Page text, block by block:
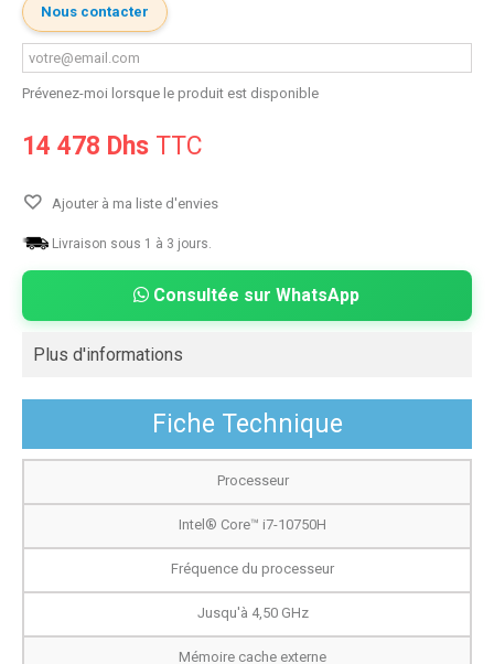
Nous contacter
Prévenez-moi lorsque le produit est disponible
14 478 Dhs TTC
Ajouter à ma liste d'envies
Livraison sous 1 à 3 jours.
Consultée sur WhatsApp
Plus d'informations
Fiche Technique
Processeur
Intel® Core™ i7-10750H
Fréquence du processeur
Jusqu'à 4,50 GHz
Mémoire cache externe